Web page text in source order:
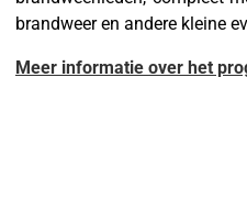
brandweer en andere kleine
Meer informatie over het